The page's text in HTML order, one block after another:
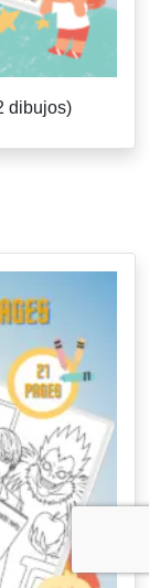
dibujos)